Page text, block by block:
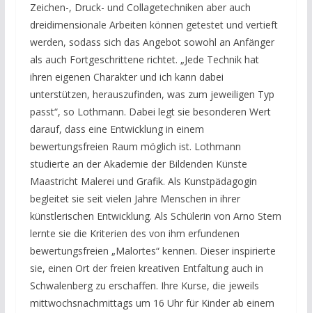
Zeichen-, Druck- und Collagetechniken aber auch
dreidimensionale Arbeiten können getestet und vertieft
werden, sodass sich das Angebot sowohl an Anfänger
als auch Fortgeschrittene richtet. „Jede Technik hat
ihren eigenen Charakter und ich kann dabei
unterstützen, herauszufinden, was zum jeweiligen Typ
passt“, so Lothmann. Dabei legt sie besonderen Wert
darauf, dass eine Entwicklung in einem
bewertungsfreien Raum möglich ist. Lothmann
studierte an der Akademie der Bildenden Künste
Maastricht Malerei und Grafik. Als Kunstpädagogin
begleitet sie seit vielen Jahre Menschen in ihrer
künstlerischen Entwicklung. Als Schülerin von Arno Stern
lernte sie die Kriterien des von ihm erfundenen
bewertungsfreien „Malortes“ kennen. Dieser inspirierte
sie, einen Ort der freien kreativen Entfaltung auch in
Schwalenberg zu erschaffen. Ihre Kurse, die jeweils
mittwochsnachmittags um 16 Uhr für Kinder ab einem